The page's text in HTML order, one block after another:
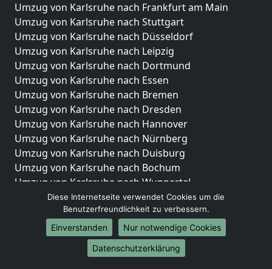
Umzug von Karlsruhe nach Frankfurt am Main
Umzug von Karlsruhe nach Stuttgart
Umzug von Karlsruhe nach Düsseldorf
Umzug von Karlsruhe nach Leipzig
Umzug von Karlsruhe nach Dortmund
Umzug von Karlsruhe nach Essen
Umzug von Karlsruhe nach Bremen
Umzug von Karlsruhe nach Dresden
Umzug von Karlsruhe nach Hannover
Umzug von Karlsruhe nach Nürnberg
Umzug von Karlsruhe nach Duisburg
Umzug von Karlsruhe nach Bochum
Umzug von Karlsruhe nach Wuppertal
Umzug von Karlsruhe nach Bielefeld
Umzug von Karlsruhe nach Bonn
Umzug von Karlsruhe nach Münster
Internationale-Umzüge
Diese Internetseite verwendet Cookies um die
Benutzerfreundlichkeit zu verbessern.
Einverstanden
Nur notwendige Cookies
Datenschutzerklärung